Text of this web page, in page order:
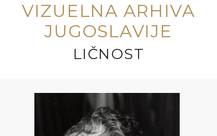
VIZUELNA ARHIVA
JUGOSLAVIJE
LIČNOST